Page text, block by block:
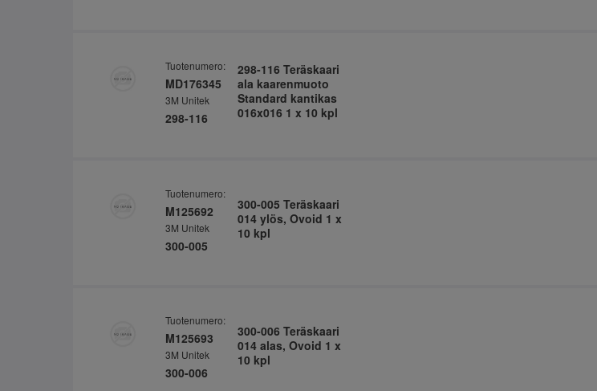
Tuotenumero:
MD176345
3M Unitek
298-116
298-116 Teräskaari
ala kaarenmuoto
Standard kantikas
016x016 1 x 10 kpl
Tuotenumero:
M125692
3M Unitek
300-005
300-005 Teräskaari
014 ylös, Ovoid 1 x
10 kpl
Tuotenumero:
M125693
3M Unitek
300-006
300-006 Teräskaari
014 alas, Ovoid 1 x
10 kpl